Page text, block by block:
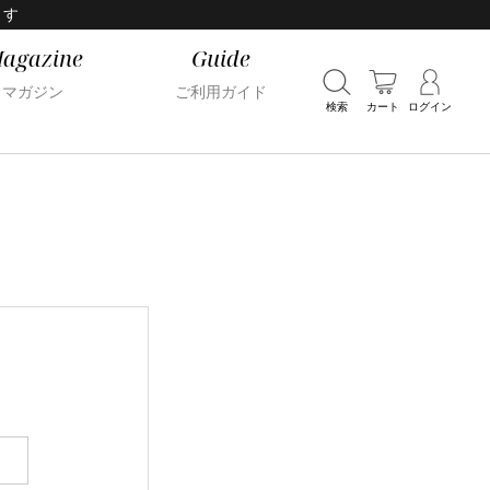
マガジン
Guide
ご利用ガイド
検索 カート ログイン